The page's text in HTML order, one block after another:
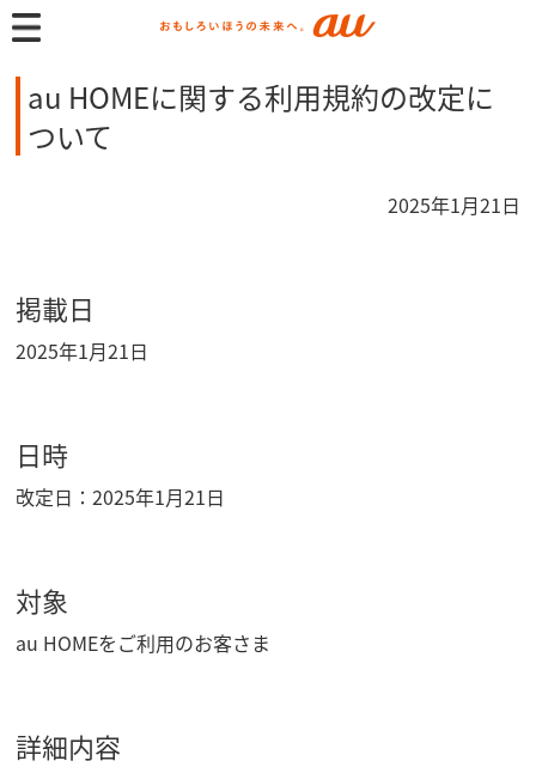
au HOMEに関する利用規約の改定に
ついて
2025年1月21日
掲載日
2025年1月21日
日時
改定日：2025年1月21日
対象
au HOMEをご利用のお客さま
詳細内容